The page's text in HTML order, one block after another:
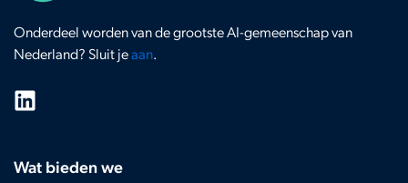
Onderdeel worden van de grootste AI-gemeenschap van
Nederland? Sluit jeaan.
Wat bieden we